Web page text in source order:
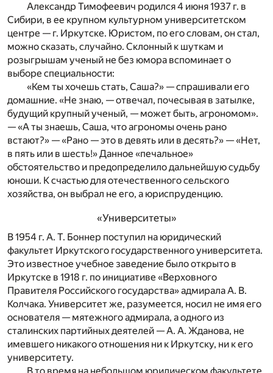
Александр Тимофеевич родился 4 июня 1937 г. в
Сибири, в ее крупном культурном университетском
центре — г. Иркутске. Юристом, по его словам, он стал,
можно сказать, случайно. Склонный к шуткам и
розыгрышам ученый не без юмора вспоминает о
выборе специальности:
«Кем ты хочешь стать, Саша?» — спрашивали его
домашние. «Не знаю, — отвечал, почесывая в затылке,
будущий крупный ученый, — может быть, агрономом».
— «А ты знаешь, Саша, что агрономы очень рано
встают?» — «Рано — это в девять или в десять?» — «Нет,
в пять или в шесть!» Данное «печальное»
обстоятельство и предопределило дальнейшую судьбу
юноши. К счастью для отечественного сельского
хозяйства, он выбрал не его, а юриспруденцию.
«Университеты»
В 1954 г. А. Т. Боннер поступил на юридический
факультет Иркутского государственного университета.
Это известное учебное заведение было открыто в
Иркутске в 1918 г. по инициативе «Верховного
Правителя Российского государства» адмирала А. В.
Колчака. Университет же, разумеется, носил не имя его
основателя — мятежного адмирала, а одного из
сталинских партийных деятелей — А. А. Жданова, не
имевшего никакого отношения ни к Иркутску, ни к его
университету.
В то время на небольшом юридическом факультете